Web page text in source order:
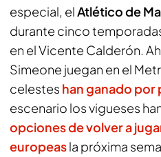
especial, elAtlético de
durante cinco
en el Vicente Calderón.
Simeone juegan en el
celestes han ganado por
escenario los vigueses
opciones de volver a
europeasla próxima